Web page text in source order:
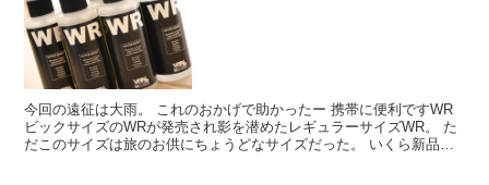
今回の遠征は大雨。 これのおかげで助かったー 携帯に便利ですWR
ビックサイズのWRが発売され影を潜めたレギュラーサイズWR。 た
だこのサイズは旅のお供にちょうどなサイズだった。 いくら新品の